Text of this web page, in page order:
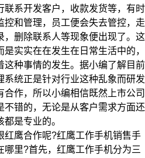
联系开发客户，收款发货等，有时
和管理，员工便会失去管控，走
，删除联系人等现象便出现了。这
实实在在发生在日常生活中的，
这种事情的发生。据小编了解目前
统正是针对行业这种乱象而研发
作，所以小编相信既然上市公司
错的，无论是从客户需求方面还
是专业的。
鹰合作呢?红鹰工作手机销售手
哪里?首先，红鹰工作手机分为三